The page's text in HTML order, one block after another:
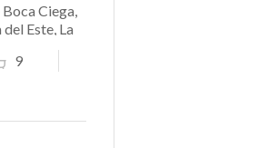
Ciega,
Este, La
9